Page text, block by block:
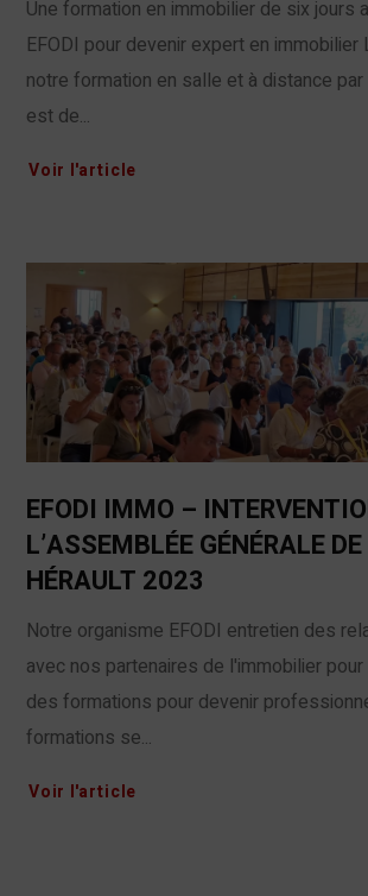
Une formation en immobilier de six jours
EFODI pour devenir expert en immobilier
notre formation en salle et à distance
est de...
Voir l'article
EFODI IMMO –
L’ASSEMBLÉE GÉNÉRALE
HÉRAULT 2023
Notre organisme EFODI entretien des
avec nos partenaires de l'immobilier
des formations pour devenir
formations se...
Voir l'article